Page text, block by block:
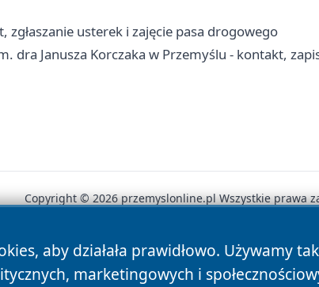
usterek i zajęcie pasa drogowego
dra Janusza Korczaka w Przemyślu - kontakt,
aby działała prawidłowo. Używamy
marketingowych i
Copyright © 2026 przemyslonline.pl Wszystkie prawa
News Autorzy Polityka Prywatności